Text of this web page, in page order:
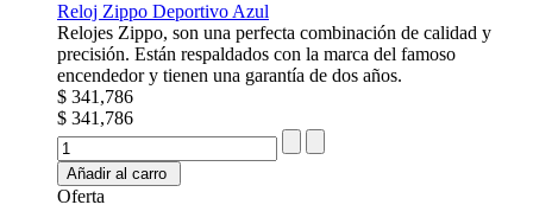
Reloj Zippo Deportivo Azul
Relojes Zippo, son una perfecta combinación de calidad y
precisión. Están respaldados con la marca del famoso
encendedor y tienen una garantía de dos años.
$ 341,786
$ 341,786
Añadir al carro
Oferta